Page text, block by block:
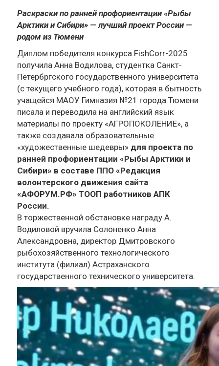
Раскраски по ранней профориентации «Рыбы
Арктики и Сибири» — лучший проект России —
родом из Тюмени
Диплом победителя конкурса FishCorr-2025
получила Анна Водилова, студентка Санкт-
Петербргского государственного университета
(с текущего учебного года), которая в бытность
учащейся МАОУ Гимназия №21 города Тюмени
писала и переводила на английский язык
материалы по проекту «АГРОПОКОЛЕНИЕ», а
также создавала образовательные
«художественные шедевры» для проекта по
ранней профориентации «Рыбы Арктики и
Сибири» в составе ППО «Редакция
волонтерского движения сайта
«АФОРУМ.РФ» ТООП работников АПК
России.
В торжественной обстановке награду А.
Водиловой вручила Солоненко Анна
Александровна, директор Дмитровского
рыбохозяйственного технологического
института (филиал) Астраханского
государственного технического университета.